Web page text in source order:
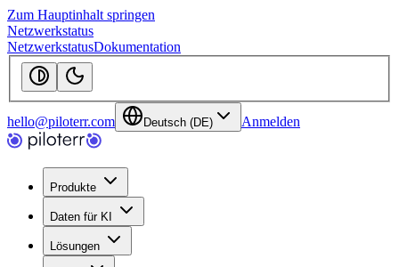
Zum Hauptinhalt springen
Netzwerkstatus
NetzwerkstatusDokumentation
hello@piloterr.com Deutsch (DE) Anmelden
Produkte
Daten für KI
Lösungen